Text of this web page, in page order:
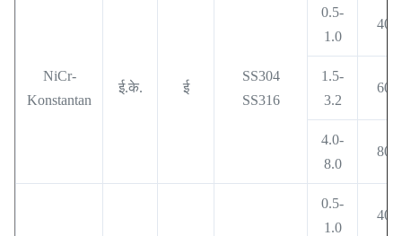
NiCr-
Konstantan
ई.के. ई
SS304
SS316
0.5-
1.0
400
1.5-
3.2
600
4.0-
8.0
800
0.5-
1.0
400